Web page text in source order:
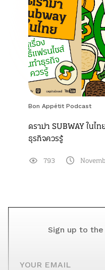
Bon Appétit Podcast
ดราม่า SUBWAY ในไ
ธุรกิจควรรู้
793
Sign up to